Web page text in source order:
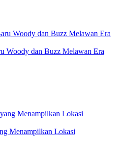
Woody dan Buzz Melawan Era
Menampilkan Lokasi